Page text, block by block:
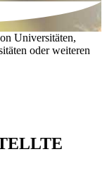
Universitäten,
oder weiteren